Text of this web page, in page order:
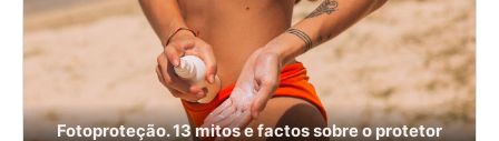
Fotoproteção. 13 mitos e factos sobre o protetor